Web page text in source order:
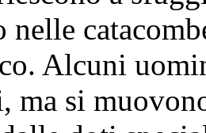
nelle
Alcuni
ma si